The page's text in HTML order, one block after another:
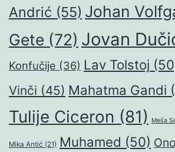
Andrić (55) Johan
Gete (72) Jovan
Konfučije (36) Lav Tolstoj
Vinči (45) Mahatma Gandi
Tulije Ciceron (81) Meša
Mika Antić (21) Muhamed (50)